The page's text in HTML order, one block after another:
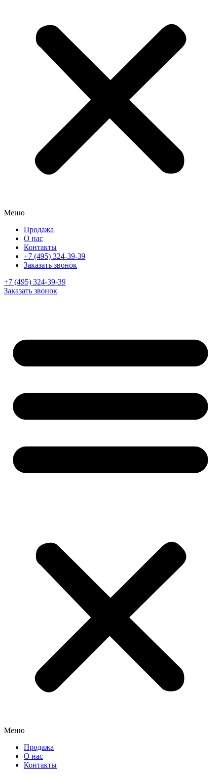
Меню
Продажа
О нас
Контакты
+7 (495) 324-39-39
Заказать звонок
+7 (495) 324-39-39
Заказать звонок
Меню
Продажа
О нас
Контакты